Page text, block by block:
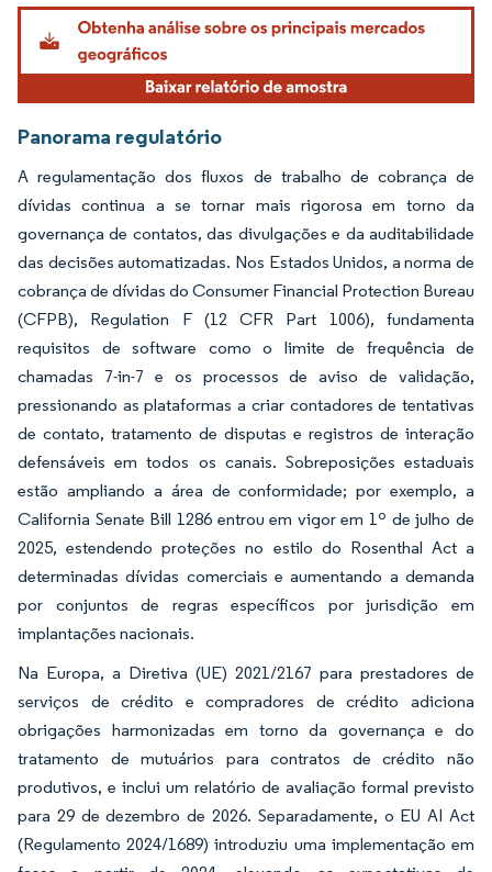
Imagem © Mordor Intelligence. O reuso requer atribuição conforme CC BY 4.0.
Panorama regulatório
A regulamentação dos fluxos de trabalho de cobrança de
dívidas continua a se tornar mais rigorosa em torno da
governança de contatos, das divulgações e da auditabilidade
das decisões automatizadas. Nos Estados Unidos, a norma de
cobrança de dívidas do Consumer Financial Protection Bureau
(CFPB), Regulation F (12 CFR Part 1006), fundamenta
requisitos de software como o limite de frequência de
chamadas 7-in-7 e os processos de aviso de validação,
pressionando as plataformas a criar contadores de tentativas
de contato, tratamento de disputas e registros de interação
defensáveis em todos os canais. Sobreposições estaduais
estão ampliando a área de conformidade; por exemplo, a
California Senate Bill 1286 entrou em vigor em 1º de julho de
2025, estendendo proteções no estilo do Rosenthal Act a
determinadas dívidas comerciais e aumentando a demanda
por conjuntos de regras específicos por jurisdição em
implantações nacionais.
Na Europa, a Diretiva (UE) 2021/2167 para prestadores de
serviços de crédito e compradores de crédito adiciona
obrigações harmonizadas em torno da governança e do
tratamento de mutuários para contratos de crédito não
produtivos, e inclui um relatório de avaliação formal previsto
para 29 de dezembro de 2026. Separadamente, o EU AI Act
(Regulamento 2024/1689) introduziu uma implementação em